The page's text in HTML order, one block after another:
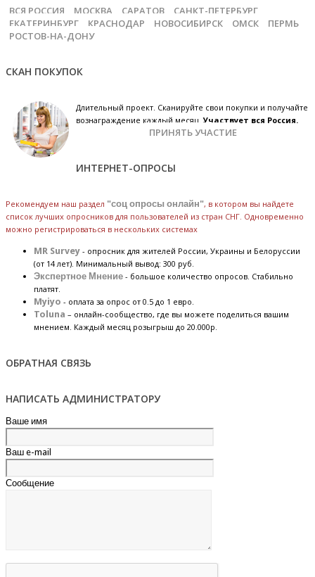
ВСЯ РОССИЯ МОСКВА САРАТОВ
САНКТ-ПЕТЕРБУРГ
ЕКАТЕРИНБУРГ
КРАСНОДАР НОВОСИБИРСК ОМСК
ПЕРМЬ
РОСТОВ-НА-ДОНУ
СКАН ПОКУПОК
Длительный проект. Сканируйте свои покупки и получайте
вознаграждение каждый месяц.Участвует вся Россия.
ПРИНЯТЬ УЧАСТИЕ
ИНТЕРНЕТ-ОПРОСЫ
Рекомендуем наш раздел "соц опросы онлайн", в котором вы найдете
список лучших опросников для пользователей из стран СНГ. Одновременно
можно регистрироваться в нескольких системах
MR Survey - опросник для жителей России, Украины и Белоруссии
(от 14 лет). Минимальный вывод: 300 руб.
Экспертное Мнение - большое количество опросов. Стабильно
платят.
Myiyo - оплата за опрос от 0.5 до 1 евро.
Toluna – онлайн-сообщество, где вы можете поделиться вашим
мнением. Каждый месяц розыгрыш до 20.000р.
ОБРАТНАЯ СВЯЗЬ
НАПИСАТЬ АДМИНИСТРАТОРУ
Ваше имя
Ваш e-mail
Сообщение